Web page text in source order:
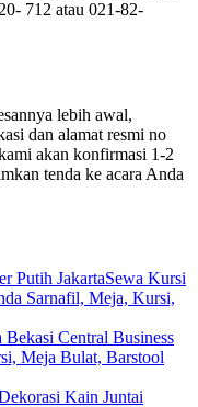
712 atau 021-82-
lebih awal,
dan alamat resmi no
akan konfirmasi 1-2
tenda ke acara Anda
Putih JakartaSewa Kursi
Sarnafil, Meja, Kursi,
Central Business
Meja Bulat, Barstool
Kain Juntai